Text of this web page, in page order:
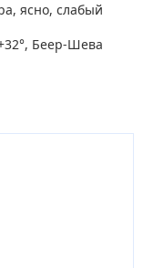
ясно, слабый
Беер-Шева